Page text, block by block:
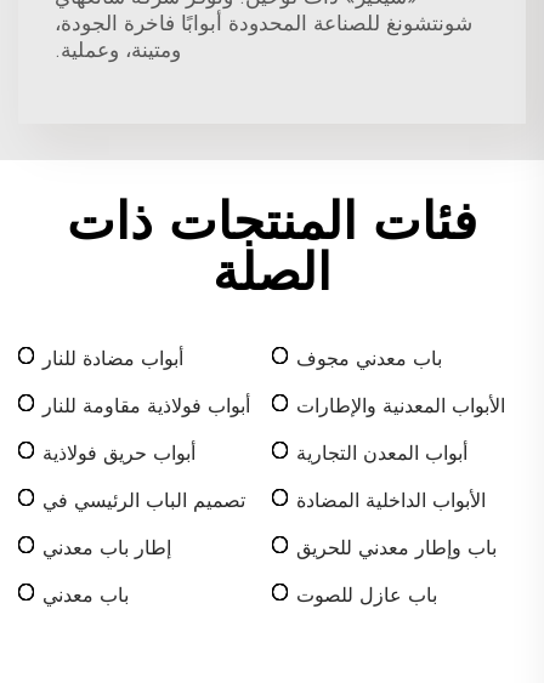
شونتشونغ للصناعة المحدودة أبوابًا فاخرة الجودة،
ومتينة، وعملية.
فئات المنتجات ذات
الصلة
باب معدني مجوف
أبواب مضادة للنار
الأبواب المعدنية والإطارات
أبواب فولاذية مقاومة للنار
أبواب المعدن التجارية
أبواب حريق فولاذية
الأبواب الداخلية المضادة
صلب
تصميم الباب الرئيسي في
باب وإطار معدني للحريق
إطار باب معدني
باب عازل للصوت
باب معدني